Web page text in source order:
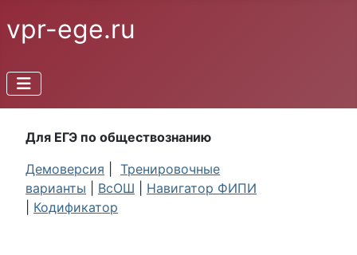
vpr-ege.ru
Для ЕГЭ по обществознанию
Демоверсия
Тренировочные
варианты
ВсОШ
Навигатор ФИПИ
Кодификатор